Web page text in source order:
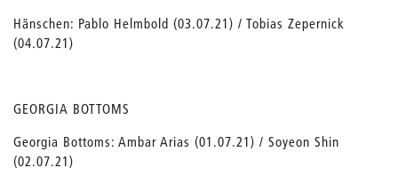
Hänschen: Pablo Helmbold (03.07.21) / Tobias Zepernick
(04.07.21)
GEORGIA BOTTOMS
Georgia Bottoms: Ambar Arias (01.07.21) / Soyeon Shin
(02.07.21)